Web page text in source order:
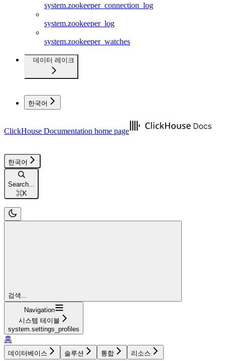
system.zookeeper_connection_log
system.zookeeper_log
system.zookeeper_watches
데이터 레이크
한국어
ClickHouse Documentation home page
한국어
Search...
⌘K
검색...
Navigation
시스템 테이블
system.settings_profiles
홈
데이터베이스 솔루션 통합 리소스